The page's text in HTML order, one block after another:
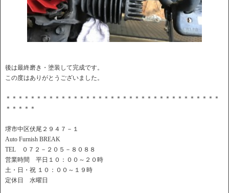
後は最終磨き・塗装して完成です。
この度はありがとうございました。
＊＊＊＊＊＊＊＊＊＊＊＊＊＊＊＊＊＊＊＊＊＊＊＊＊＊＊＊＊＊＊＊＊＊＊
＊＊＊＊＊
堺市中区伏尾２９４７－１
Auto Furnish BREAK
TEL ０７２－２０５－８０８８
営業時間 平日１０：００～２０時
土・日・祝 １０：００～１９時
定休日 水曜日